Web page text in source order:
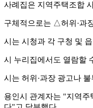
사례집은 지역주택조합
구체적으로는 △허위·과
시는 시청과 각 구청 및
시 누리집에서도 열람할
시는 허위·과장 광고나
용인시 관계자는 "지역주